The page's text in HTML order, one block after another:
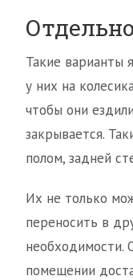
Такие варианты
у них на
чтобы они
закрывается.
полом, задней
Их не только
переносить в
необходимости.
помещении